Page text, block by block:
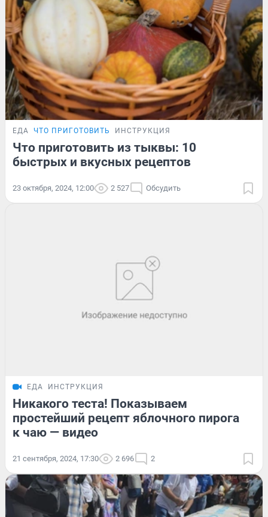
ЕДА ЧТО ПРИГОТОВИТЬ ИНСТРУКЦИЯ
Что приготовить из тыквы: 10
быстрых и вкусных рецептов
23 октября, 2024, 12:00 2 527 Обсудить
ЕДА ИНСТРУКЦИЯ
Никакого теста! Показываем
простейший рецепт яблочного пирога
к чаю — видео
21 сентября, 2024, 17:30 2 696 2